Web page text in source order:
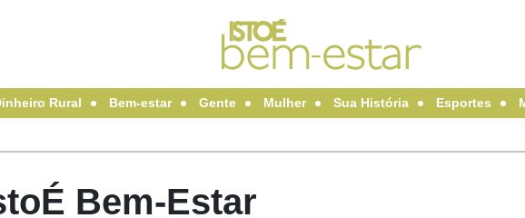
Rural Bem-estar Gente Mulher Sua História Esportes
Bem-Estar